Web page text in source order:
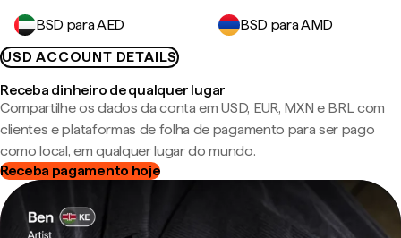
BSD para AED
BSD para AMD
USD ACCOUNT DETAILS
Receba dinheiro de qualquer lugar
Compartilhe os dados da conta em USD, EUR, MXN e BRL com
clientes e plataformas de folha de pagamento para ser pago
como local, em qualquer lugar do mundo.
Receba pagamento hoje